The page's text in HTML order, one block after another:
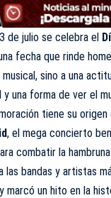
de julio se celebra el
fecha que rinde
sino a una
y una forma de ver el
tiene su
, el mega concierto
combatir la
las bandas y artistas
marcó un hito en la